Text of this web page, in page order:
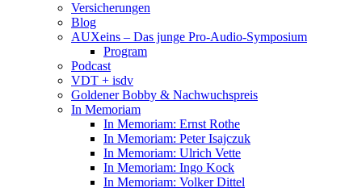
Versicherungen
Blog
AUXeins – Das junge Pro-Audio-Symposium
Program
Podcast
VDT + isdv
Goldener Bobby & Nachwuchspreis
In Memoriam
In Memoriam: Ernst Rothe
In Memoriam: Peter Isajczuk
In Memoriam: Ulrich Vette
In Memoriam: Ingo Kock
In Memoriam: Volker Dittel